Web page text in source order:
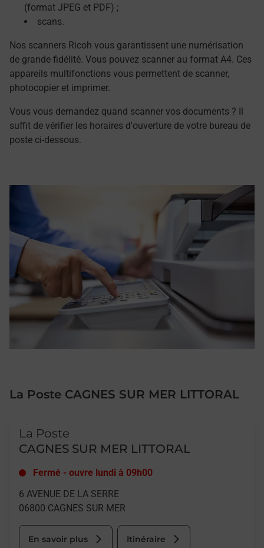
(format JPEG et PDF) ;
scans.
Nos scanners Ricoh vous garantissent une numérisation
de grande fidélité. Vous pouvez scanner au format A4. Ces
appareils multifonctions vous permettent de scanner,
photocopier et imprimer.
Vous vous demandez quand scanner vos documents ? Il
suffit de vérifier les horaires d'ouverture de votre bureau de
poste ci-dessous.
La Poste CAGNES SUR MER LITTORAL
La Poste
CAGNES SUR MER LITTORAL
Fermé - ouvre lundi à 09h00
6 AVENUE DE LA SERRE
06800 CAGNES SUR MER
En savoir plus Itinéraire